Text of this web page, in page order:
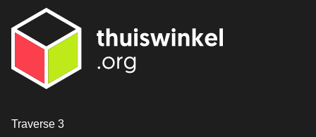
[_General:Contact]
Traverse 3